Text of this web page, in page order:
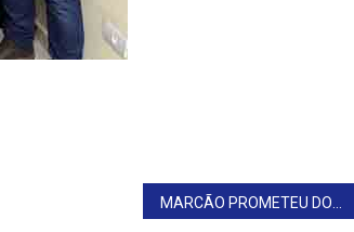
MARCÃO PROMETEU DOAR SALÁRIO